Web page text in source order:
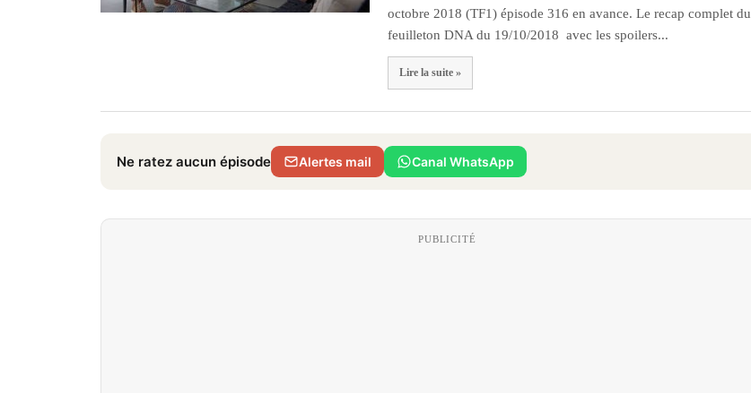
octobre 2018 (TF1) épisode 316 en avance. Le recap complet du
feuilleton DNA du 19/10/2018 avec les spoilers...
Lire la suite »
Ne ratez aucun épisode Alertes mail Canal WhatsApp
PUBLICITÉ